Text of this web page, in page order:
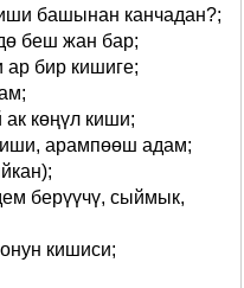
башынан канчадан?;
беш жан бар;
ар бир кишиге;
ак көңүл киши;
арампөөш адам;
берүүчү, сыймык,
кишиси;